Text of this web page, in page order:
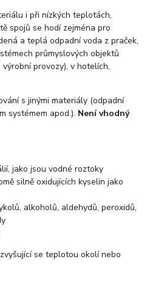
i při nízkých teplotách,
spojů se hodí zejména pro
a teplá odpadní voda z praček,
průmyslových objektů
provozy), v hotelích,
s jinými materiály (odpadní
systémem apod.). Není vhodný
jako jsou vodné roztoky
silně oxidujících kyselin jako
alkoholů, aldehydů, peroxidů,
se teplotou okolí nebo